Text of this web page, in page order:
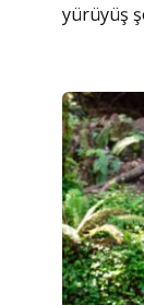
yürüyüş